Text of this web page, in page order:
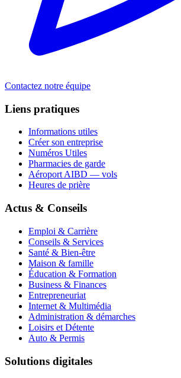
Contactez notre équipe
Liens pratiques
Informations utiles
Créer son entreprise
Numéros Utiles
Pharmacies de garde
Aéroport AIBD — vols
Heures de prière
Actus & Conseils
Emploi & Carrière
Conseils & Services
Santé & Bien-être
Maison & famille
Éducation & Formation
Business & Finances
Entrepreneuriat
Internet & Multimédia
Administration & démarches
Loisirs et Détente
Auto & Permis
Solutions digitales